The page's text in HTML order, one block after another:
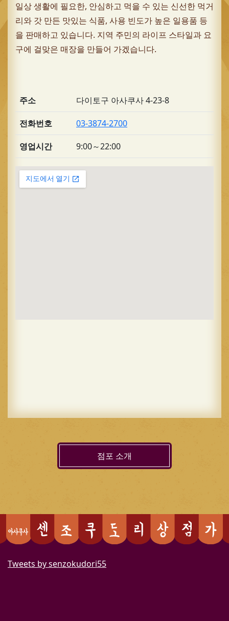
일상 생활에 필요한, 안심하고 먹을 수 있는 신선한 먹거
리와 갓 만든 맛있는 식품, 사용 빈도가 높은 일용품 등
을 판매하고 있습니다. 지역 주민의 라이프 스타일과 요
구에 걸맞은 매장을 만들어 가겠습니다.
주소 다이토구 아사쿠사 4-23-8
전화번호 03-3874-2700
영업시간 9:00～22:00
점포 소개
Tweets by senzokudori55